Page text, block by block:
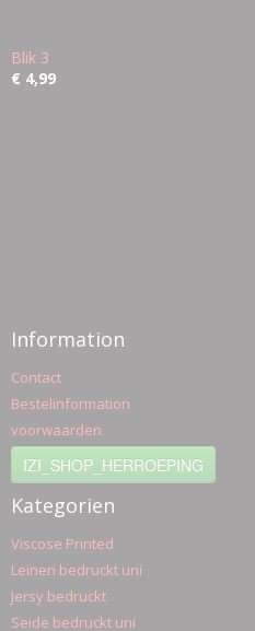
Blik 3
€ 4,99
Information
Contact
Bestelinformation
voorwaarden
IZI_SHOP_HERROEPING
Kategorien
Viscose Printed
Leinen bedruckt uni
Jersy bedruckt
Seide bedruckt uni